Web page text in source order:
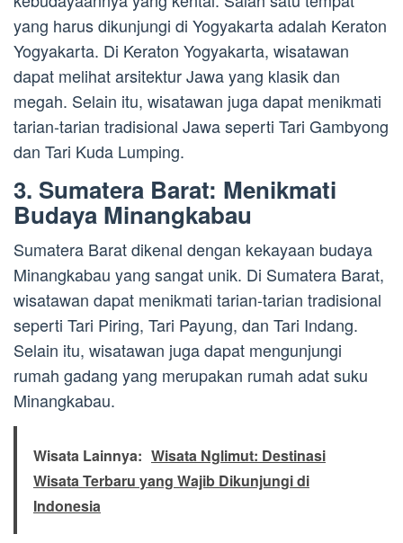
yang harus dikunjungi di Yogyakarta adalah Keraton
Yogyakarta. Di Keraton Yogyakarta, wisatawan
dapat melihat arsitektur Jawa yang klasik dan
megah. Selain itu, wisatawan juga dapat menikmati
tarian-tarian tradisional Jawa seperti Tari Gambyong
dan Tari Kuda Lumping.
3. Sumatera Barat: Menikmati
Budaya Minangkabau
Sumatera Barat dikenal dengan kekayaan budaya
Minangkabau yang sangat unik. Di Sumatera Barat,
wisatawan dapat menikmati tarian-tarian tradisional
seperti Tari Piring, Tari Payung, dan Tari Indang.
Selain itu, wisatawan juga dapat mengunjungi
rumah gadang yang merupakan rumah adat suku
Minangkabau.
Wisata Lainnya: Wisata Nglimut: Destinasi
Wisata Terbaru yang Wajib Dikunjungi di
Indonesia